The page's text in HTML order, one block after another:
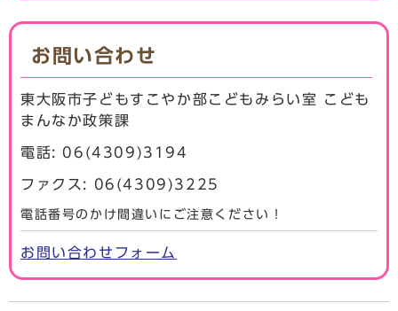
お問い合わせ
東大阪市子どもすこやか部こどもみらい室 こども
まんなか政策課
電話: 06(4309)3194
ファクス: 06(4309)3225
電話番号のかけ間違いにご注意ください！
お問い合わせフォーム